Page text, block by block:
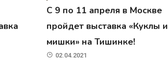
C 9 по 11 апреля в Москве
пройдет выставка «Куклы и
мишки» на Тишинке!
02.04.2021